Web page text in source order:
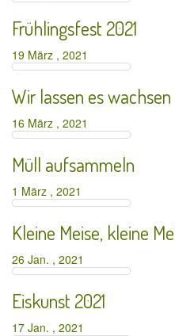
Frühlingsfest 2021
19 März , 2021
Wir lassen es wachsen
16 März , 2021
Müll aufsammeln
1 März , 2021
Kleine Meise, kleine
26 Jan. , 2021
Eiskunst 2021
17 Jan. , 2021